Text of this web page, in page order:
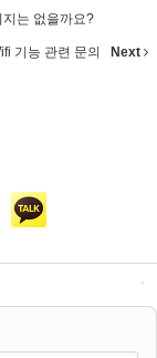
는 없을까요?
기능 관련 문의 Next